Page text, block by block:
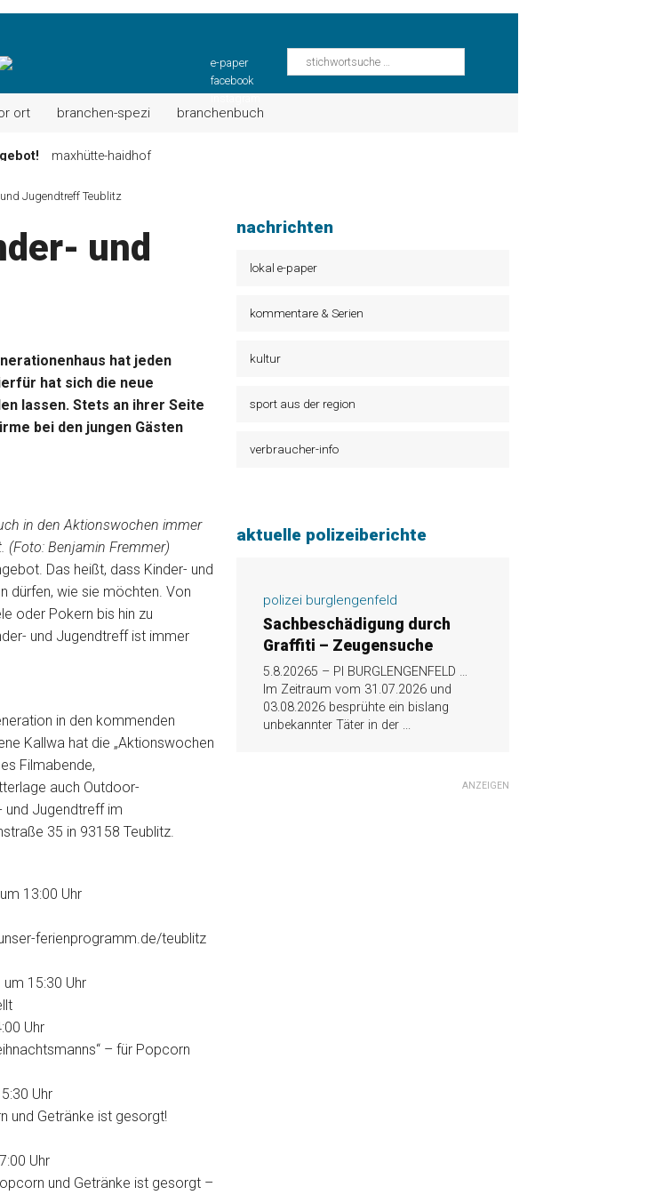
e-paper
facebook
ort branchen-spezi branchenbuch
u.v.m.! kallmünz
…
maxhütte-haidhof
angebote vor ort | anzeige
Jugendtreff Teublitz
und
hat jeden
hat sich die neue
lassen. Stets an ihrer Seite
bei den jungen Gästen
in den Aktionswochen immer
(Foto: Benjamin Fremmer)
Das heißt, dass Kinder- und
dürfen, wie sie möchten. Von
oder Pokern bis hin zu
und Jugendtreff ist immer
in den kommenden
Kallwa hat die „Aktionswochen
Filmabende,
auch Outdoor-
und Jugendtreff im
35 in 93158 Teublitz.
13:00 Uhr
ferienprogramm.de/teublitz
15:30 Uhr
Uhr
– für Popcorn
Uhr
und Getränke ist gesorgt!
Uhr
und Getränke ist gesorgt –
nachrichten
lokal e-paper
kommentare & Serien
kultur
sport aus der region
verbraucher-info
aktuelle polizeiberichte
polizei burglengenfeld
Sachbeschädigung durch
Graffiti – Zeugensuche
5.8.20265 – PI BURGLENGENFELD …
Im Zeitraum vom 31.07.2026 und
03.08.2026 besprühte ein bislang
unbekannter Täter in der ...
ANZEIGEN